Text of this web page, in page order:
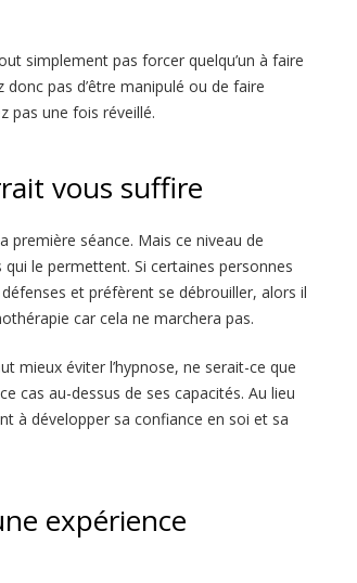
simplement pas forcer quelqu’un à faire
pas d’être manipulé ou de faire
pas une fois réveillé.
vous suffire
séance. Mais ce niveau de
le permettent. Si certaines personnes
et préfèrent se débrouiller, alors il
car cela ne marchera pas.
mieux éviter l’hypnose, ne serait-ce que
cas au-dessus de ses capacités. Au lieu
à développer sa confiance en soi et sa
expérience